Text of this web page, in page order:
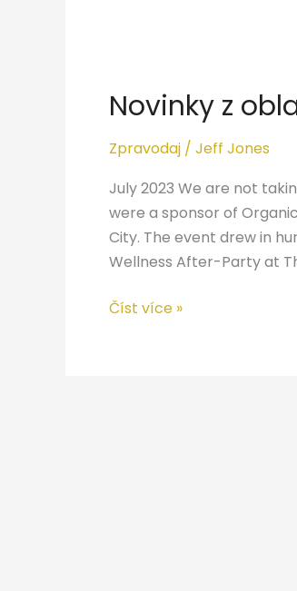
Novinky z
Zpravodaj / Jeff Jones
July 2023 We are not
were a sponsor of
City. The event drew in
Wellness After-Party at
oblasti
po
světě
Číst více »